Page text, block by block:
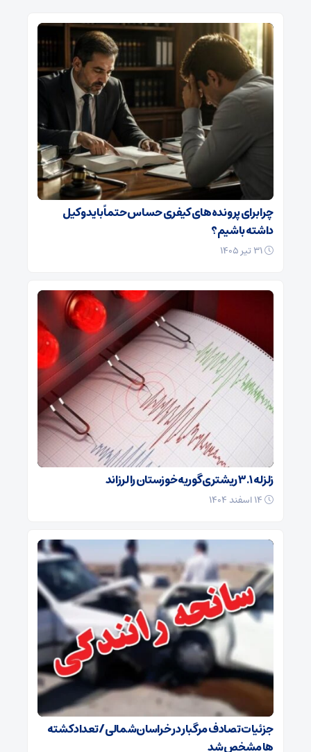
چرا برای پرونده‌های کیفری حساس حتماً باید وکیل
داشته باشیم؟
زلزله ۳.۱ ریشتری گوریه خوزستان را لرزاند
جزئیات تصادف مرگبار در خراسان‌شمالی/ تعداد کشته
ها مشخص شد